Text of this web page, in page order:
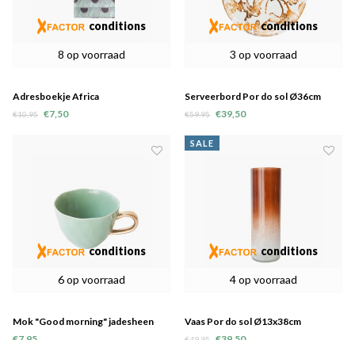
8 op voorraad
conditions
Adresboekje Africa
€10,95 €7,50
3 op voorraad
conditions
Serveerbord Por do sol Ø36cm
keramiek
€59,95 €39,50
6 op voorraad
conditions
Mok "Good morning" jadesheen
SALE
4 op voorraad
conditions
Vaas Por do sol Ø13x38cm